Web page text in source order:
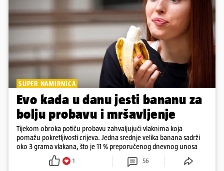
SUPER NAMIRNICA
Evo kada u danu jesti bananu za
bolju probavu i mršavljenje
Tijekom obroka potiču probavu zahvaljujući vlaknima koja
pomažu pokretljivosti crijeva. Jedna srednje velika banana sadrži
oko 3 grama vlakana, što je 11 % preporučenog dnevnog unosa
1 56